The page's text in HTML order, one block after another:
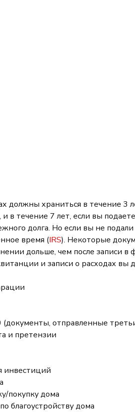
должны храниться в течение 3
в течение 7 лет, если вы
долга. Но если вы не
время (IRS). Некоторые
дольше, чем после записи в
и записи о расходах
отправленные
и претензии
инвестиций
покупку дома
благоустройству дома